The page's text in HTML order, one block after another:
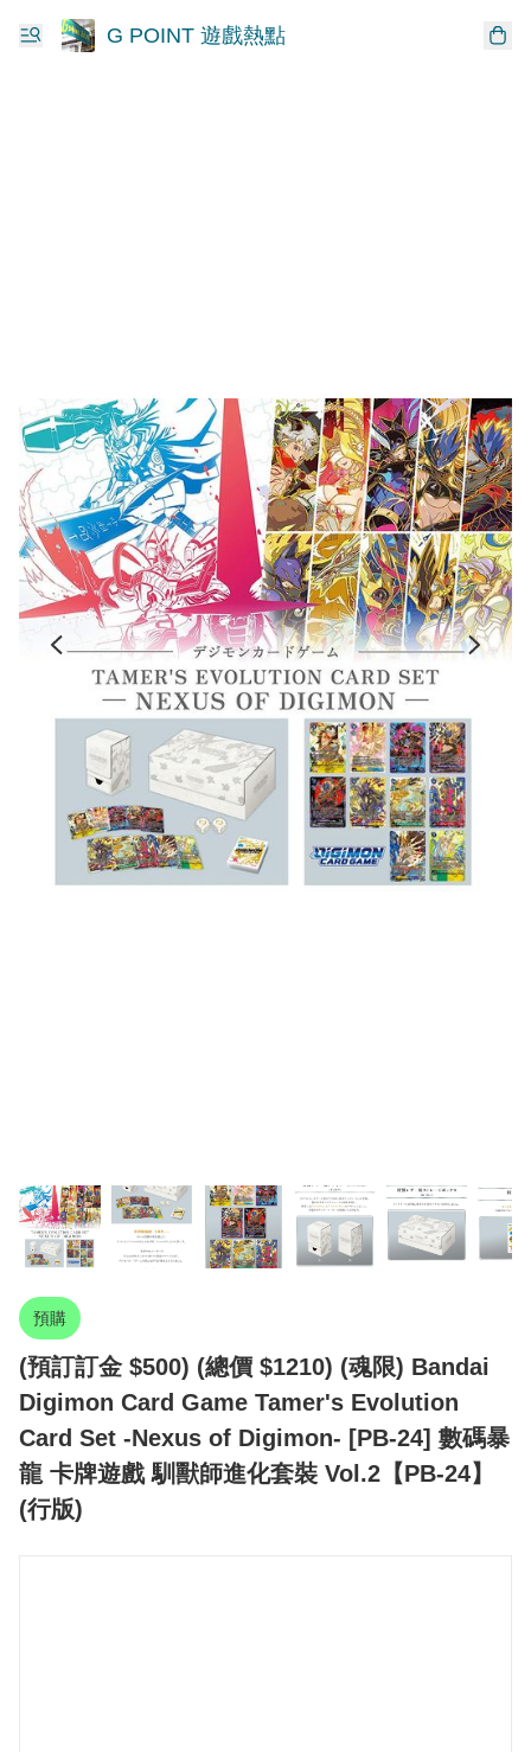
G POINT 遊戲熱點
預購
(預訂訂金 $500) (總價 $1210) (魂限) Bandai
Digimon Card Game Tamer's Evolution
Card Set -Nexus of Digimon- [PB-24] 數碼暴
龍 卡牌遊戲 馴獸師進化套裝 Vol.2【PB-24】
(行版)